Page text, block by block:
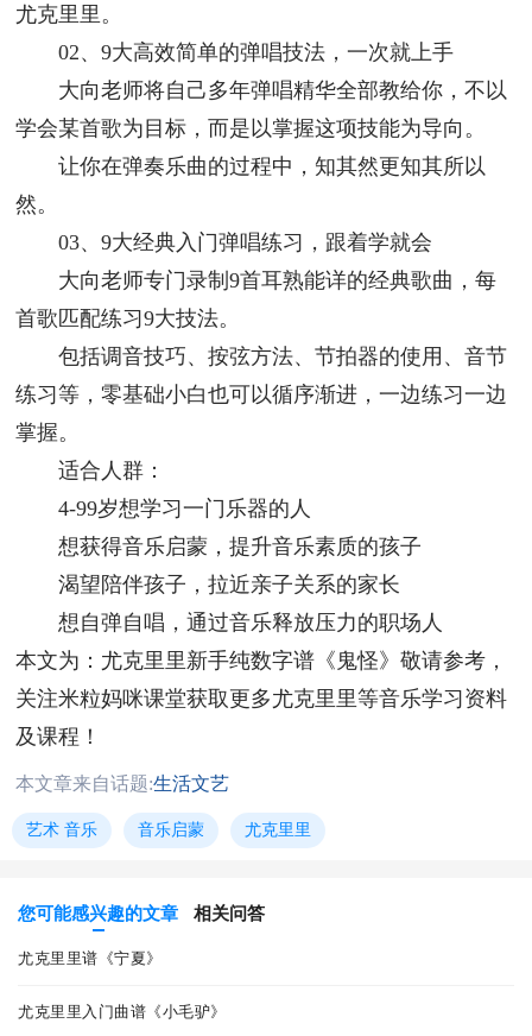
尤克里里。
02、9大高效简单的弹唱技法，一次就上手
大向老师将自己多年弹唱精华全部教给你，不以
学会某首歌为目标，而是以掌握这项技能为导向。
让你在弹奏乐曲的过程中，知其然更知其所以
然。
03、9大经典入门弹唱练习，跟着学就会
大向老师专门录制9首耳熟能详的经典歌曲，每
首歌匹配练习9大技法。
包括调音技巧、按弦方法、节拍器的使用、音节
练习等，零基础小白也可以循序渐进，一边练习一边
掌握。
适合人群：
4-99岁想学习一门乐器的人
想获得音乐启蒙，提升音乐素质的孩子
渴望陪伴孩子，拉近亲子关系的家长
想自弹自唱，通过音乐释放压力的职场人
本文为：尤克里里新手纯数字谱《鬼怪》敬请参考，
关注米粒妈咪课堂获取更多尤克里里等音乐学习资料
及课程！
本文章来自话题:生活文艺
艺术 音乐 音乐启蒙 尤克里里
您可能感兴趣的文章 相关问答
尤克里里谱《宁夏》
尤克里里入门曲谱《小毛驴》